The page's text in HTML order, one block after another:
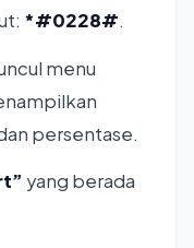
*#0228#.
menu
persentase.
yang berada